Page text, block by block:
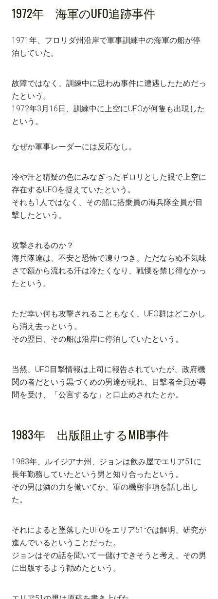
1972年 海軍のUFO追跡事件
1971年、フロリダ州沿岸で軍事訓練中の海軍の船が停
泊していた。
故障ではなく、訓練中に思わぬ事件に遭遇したためだっ
たという。
1972年3月16日、訓練中に上空にUFOが何隻も出現した
という。
なぜか軍事レーダーには反応なし。
冷や汗と猜疑の色にみなぎったギロリとした眼で上空に
存在するUFOを捉えていたという。
それも1人ではなく、その船に搭乗員の海兵隊全員が目
撃したという。
攻撃されるのか？
海兵隊達は、不安と恐怖で凍りつき、ただならぬ不気味
さで額から流れる汗は冷たくなり、戦慄を禁じ得なかっ
たという。
ただ幸い何も攻撃されることもなく、UFO群はどこかし
ら消え去っという。
その翌日、その船は沿岸に停泊していたという。
当然、UFO目撃情報は上司に報告されていたが、政府機
関の者だという黒づくめの男達が現れ、目撃者全員が尋
問を受け、「公言するな」と口止めされたとか。
1983年 出版阻止するMIB事件
1983年、ルイジアナ州、ジョンは飲み屋でエリア51に
長年勤務していたという男と知り合ったという。
その男は酒の力を働いてか、軍の機密事項を話し出し
た。
それによると墜落したUFOをエリア51では解明、研究が
進んでいるということだった。
ジョンはその話を聞いて一儲けできそうと考え、その男
に出版するよう勧めたという。